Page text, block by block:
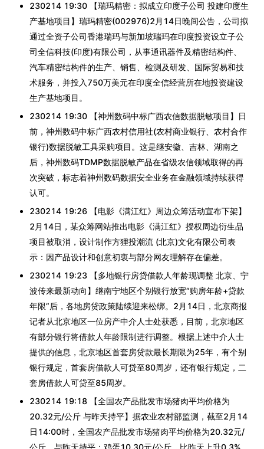
230214 19:30 【瑞玛精密：拟成立印度子公司 投建印度生
产基地项目】瑞玛精密(002976)2月14日晚间公告，公司拟
通过全资子公司香港瑞玛与新加坡瑞玛在印度投资设立子公
司全信科技(印度)有限公司，从事通讯器件及精密结构件、
汽车精密结构件的生产、销售、检测及研发、国际贸易和技
术服务，并投入750万美元在印度全信经营所在地投资建设
生产基地项目。
230214 19:30 【神州数码中标广西农信数据脱敏项目】日
前，神州数码中标广西农村信用社(农村商业银行、农村合作
银行)数据脱敏工具采购项目。这是继安徽、吉林、湖南之
后，神州数码TDMP数据脱敏产品在省级农信领域取得的再
次突破，标志着神州数码数据安全业务在金融领域持续获得
认可。
230214 19:26 【电影《满江红》周边众筹活动宣布下架】
2月14日，某众筹网站推出电影《满江红》授权周边衍生品
项目被取消，设计制作方狸投潮流 (北京)文化有限公司表
示：因产品设计和创意初衷与部分网友理解存在偏差。
230214 19:23 【多地银行房贷借款人年龄现调整 北京、宁
波传来最新动向】继南宁地区个别银行放宽“购房年龄+贷款
年限”后，各地房贷政策陆续迎来松绑。2月14日，北京商报
记者从北京地区一位房产中介人士处获悉，目前，北京地区
有部分银行将借款人年龄限制进行调整。根据上述中介人士
提供的信息，北京地区首套房贷款最长期限为25年，有个别
银行规定，首套房借款人可贷至80周岁，还有银行规定，二
套房借款人可贷至85周岁。
230214 19:18 【全国农产品批发市场猪肉平均价格为
20.32元/公斤 与昨天持平】据农业农村部监测，截至2月14
日14:00时，全国农产品批发市场猪肉平均价格为20.32元/
公斤，与昨天持平；鸡蛋10.30元/公斤，比昨天上升0.3%。